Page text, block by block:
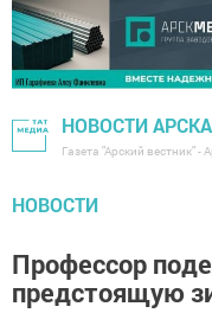
НОВОСТИ АРСКА
Газета "Арский вестник" -
НОВОСТИ
Профессор
предстоящую